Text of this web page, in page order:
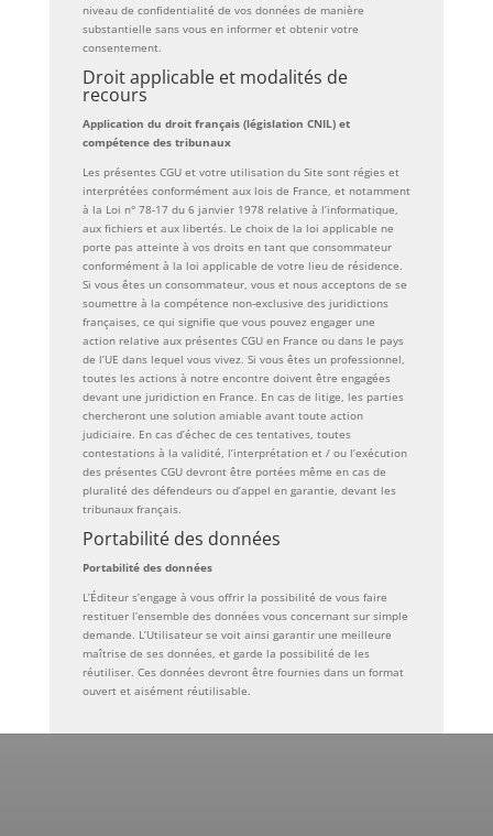
niveau de confidentialité de vos données de manière
substantielle sans vous en informer et obtenir votre
consentement.
Droit applicable et modalités de
recours
Application du droit français (législation CNIL) et
compétence des tribunaux
Les présentes CGU et votre utilisation du Site sont régies et
interprétées conformément aux lois de France, et notamment
à la Loi n° 78-17 du 6 janvier 1978 relative à l’informatique,
aux fichiers et aux libertés. Le choix de la loi applicable ne
porte pas atteinte à vos droits en tant que consommateur
conformément à la loi applicable de votre lieu de résidence.
Si vous êtes un consommateur, vous et nous acceptons de se
soumettre à la compétence non-exclusive des juridictions
françaises, ce qui signifie que vous pouvez engager une
action relative aux présentes CGU en France ou dans le pays
de l’UE dans lequel vous vivez. Si vous êtes un professionnel,
toutes les actions à notre encontre doivent être engagées
devant une juridiction en France. En cas de litige, les parties
chercheront une solution amiable avant toute action
judiciaire. En cas d’échec de ces tentatives, toutes
contestations à la validité, l’interprétation et / ou l’exécution
des présentes CGU devront être portées même en cas de
pluralité des défendeurs ou d’appel en garantie, devant les
tribunaux français.
Portabilité des données
Portabilité des données
L’Éditeur s’engage à vous offrir la possibilité de vous faire
restituer l’ensemble des données vous concernant sur simple
demande. L’Utilisateur se voit ainsi garantir une meilleure
maîtrise de ses données, et garde la possibilité de les
réutiliser. Ces données devront être fournies dans un format
ouvert et aisément réutilisable.